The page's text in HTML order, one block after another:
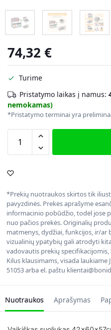
74,32 €
Turime
Pristatymo laikas į namus:
nemokamas)
*Pristatymo terminai yra
*Prekių nuotraukos skirtos tik
pavyzdinės. Prekės aprašyme
informacinio pobūdžio, todėl jose
nuo pačios prekės. Originalių
matmenys, dydžiai, funkcijos, ir/ar
vizualinių ypatybių gali atrodyti
vadovautis prekių
Kilus klausimams, visada
51053 arba el. paštu
Nuotraukos Aprašymas